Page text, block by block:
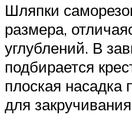
Шляпки
размера,
углублений. В
подбирается
плоская насадка
для